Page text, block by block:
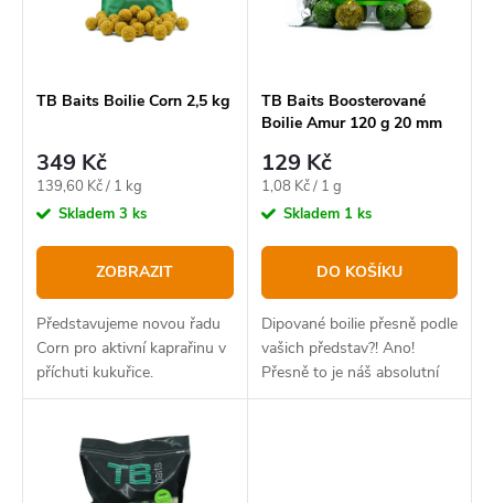
o
u
k
t
ů
r
d
u
k
t
ů
TB Baits Boilie Corn 2,5 kg
349 Kč
Měrná
cena:
139,60 Kč / 1 kg
Skladem 3 ks
ZOBRAZIT
Představujeme novou řadu
Corn pro aktivní kaprařinu v
příchuti kukuřice.
TB Baits Boosterované
Boilie Amur 120 g 20 mm
129 Kč
Měrná
cena:
1,08 Kč / 1 g
Skladem 1 ks
DO KOŠÍKU
Dipované boilie přesně podle
vašich představ?! Ano!
Přesně to je náš absolutní
bestseller v novém balení.